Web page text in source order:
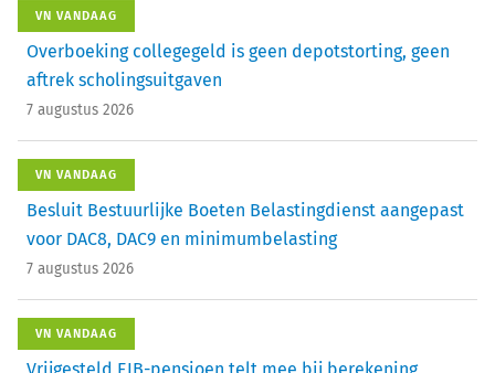
VN VANDAAG
Overboeking collegegeld is geen depotstorting, geen
aftrek scholingsuitgaven
7 augustus 2026
VN VANDAAG
Besluit Bestuurlijke Boeten Belastingdienst aangepast
voor DAC8, DAC9 en minimumbelasting
7 augustus 2026
VN VANDAAG